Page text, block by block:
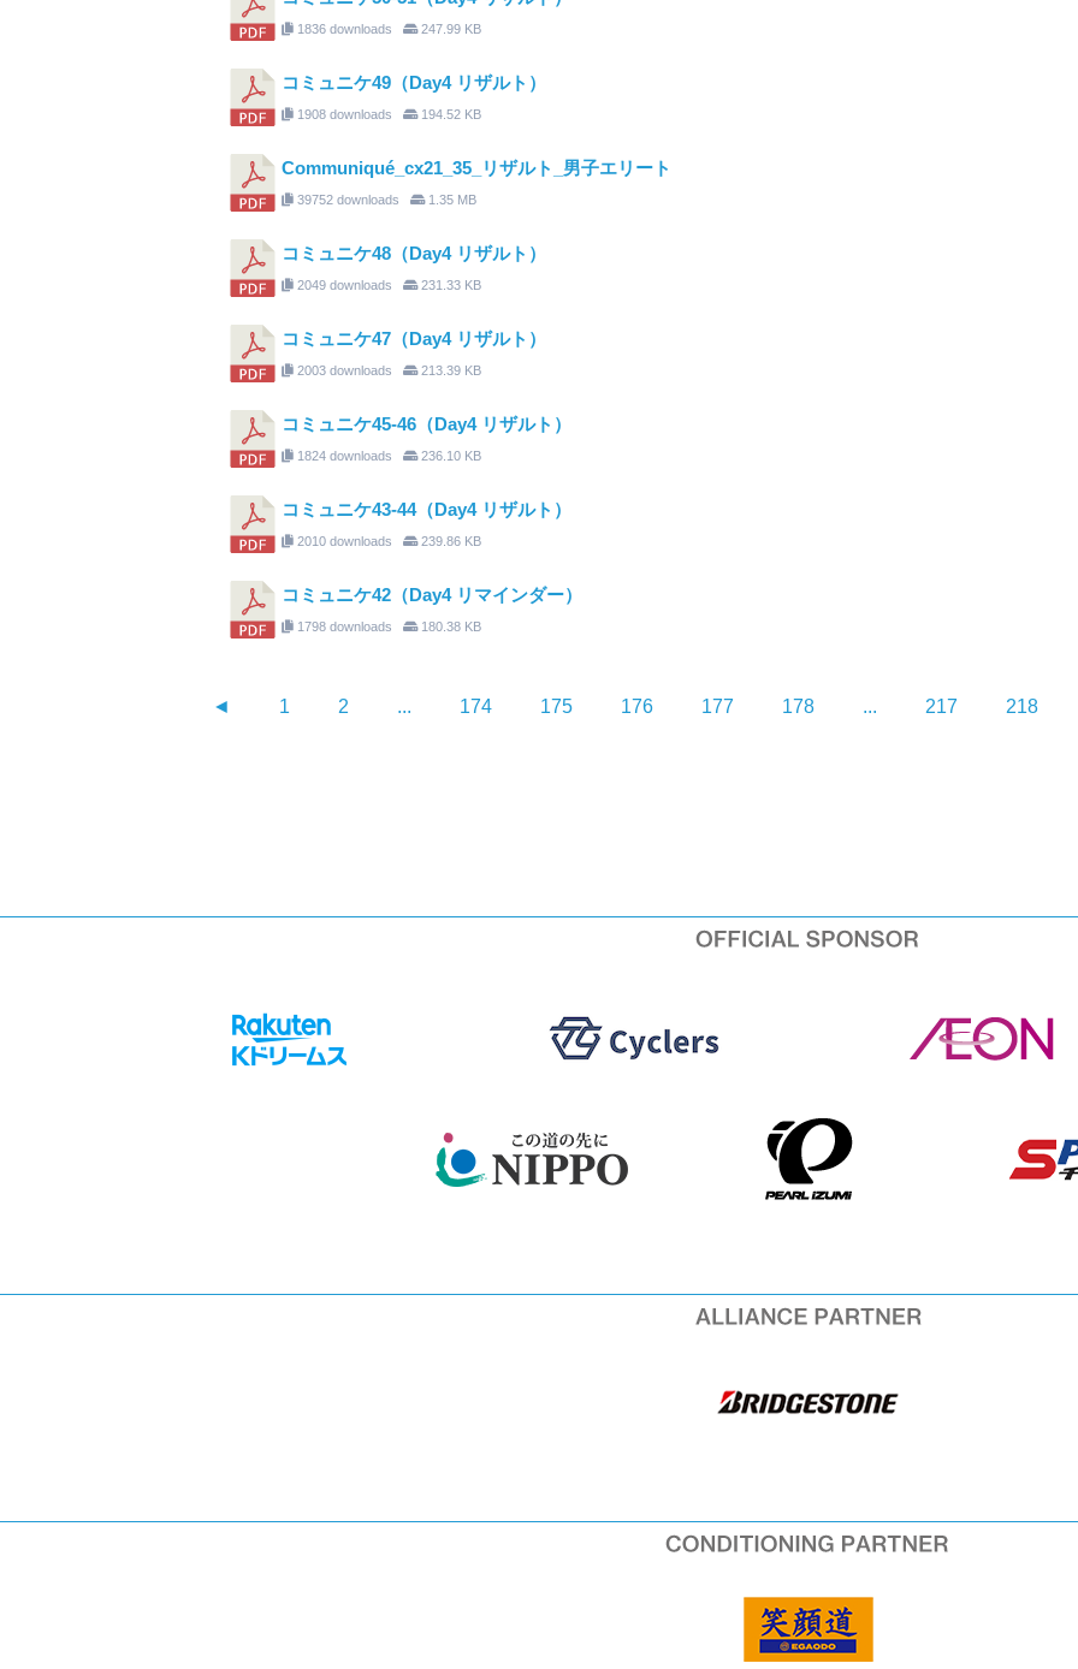
1836 downloads 247.99 KB
コミュニケ49（Day4 リザルト）
1908 downloads 194.52 KB
Communiqué_cx21_35_リザルト_男子エリート
39752 downloads 1.35 MB
コミュニケ48（Day4 リザルト）
2049 downloads 231.33 KB
コミュニケ47（Day4 リザルト）
2003 downloads 213.39 KB
コミュニケ45-46（Day4 リザルト）
1824 downloads 236.10 KB
コミュニケ43-44（Day4 リザルト）
2010 downloads 239.86 KB
コミュニケ42（Day4 リマインダー）
1798 downloads 180.38 KB
◄ 1 2 ... 174 175 176 177 178 ... 217 218